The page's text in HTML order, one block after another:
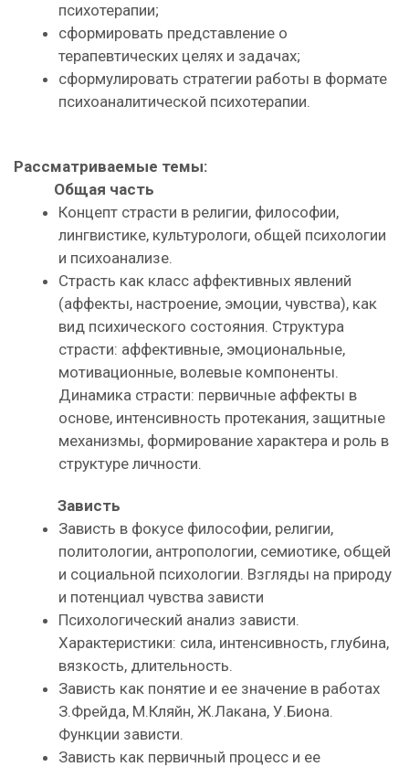
психотерапии;
сформировать представление о
терапевтических целях и задачах;
сформулировать стратегии работы в формате
психоаналитической психотерапии.
Рассматриваемые темы:
Общая часть
Концепт страсти в религии, философии,
лингвистике, культурологи, общей психологии
и психоанализе.
Страсть как класс аффективных явлений
(аффекты, настроение, эмоции, чувства), как
вид психического состояния. Структура
страсти: аффективные, эмоциональные,
мотивационные, волевые компоненты.
Динамика страсти: первичные аффекты в
основе, интенсивность протекания, защитные
механизмы, формирование характера и роль в
структуре личности.
Зависть
Зависть в фокусе философии, религии,
политологии, антропологии, семиотике, общей
и социальной психологии. Взгляды на природу
и потенциал чувства зависти
Психологический анализ зависти.
Характеристики: сила, интенсивность, глубина,
вязкость, длительность.
Зависть как понятие и ее значение в работах
З.Фрейда, М.Кляйн, Ж.Лакана, У.Биона.
Функции зависти.
Зависть как первичный процесс и ее